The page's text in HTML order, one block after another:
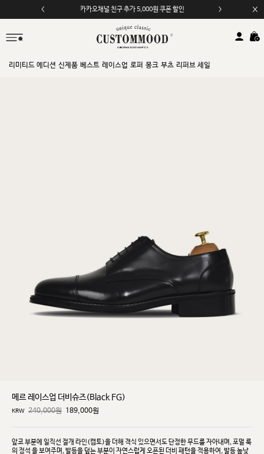
모바일 앱 자동 2,000원 할인
리미티드 에디션 신제품 베스트 레이스업 로퍼 몽크 부츠 리퍼브 세일
메르 레이스업 더비슈즈(Black FG)
KRW 240,000원 189,000원
앞코 부분에 일직선 절개 라인(캡토)을 더해 격식 있으면서도 단정한 무드를 자아내며, 포멀 룩
의 정석 을 보여주며, 발등을 덮는 부분이 자연스럽게 오픈된 더비 패턴을 적용하여, 발등 높낮